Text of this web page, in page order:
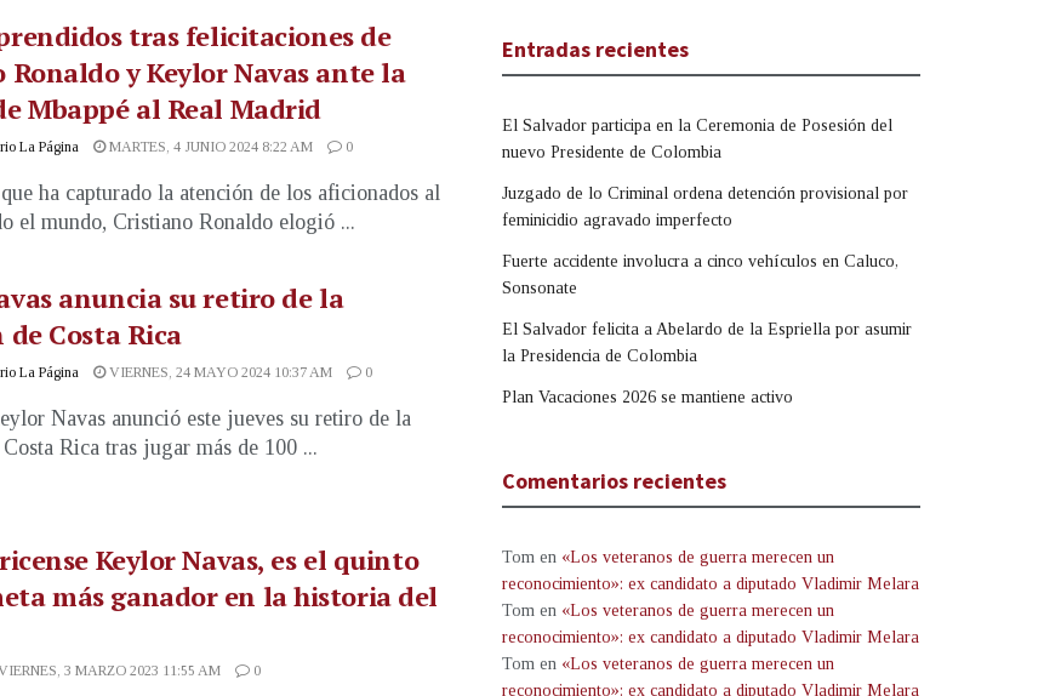
tras felicitaciones de
Ronaldo y Keylor Navas ante la
Mbappé al Real Madrid
La Página MARTES, 4 JUNIO 2024 8:22 AM 0
ha capturado la atención de los aficionados al
el mundo, Cristiano Ronaldo elogió ...
anuncia su retiro de la
de Costa Rica
La Página VIERNES, 24 MAYO 2024 10:37 AM 0
Navas anunció este jueves su retiro de la
Rica tras jugar más de 100 ...
Keylor Navas, es el quinto
más ganador en la historia del
3 MARZO 2023 11:55 AM 0
Entradas recientes
El Salvador participa en la Ceremonia de Posesión del
nuevo Presidente de Colombia
Juzgado de lo Criminal ordena detención provisional por
feminicidio agravado imperfecto
Fuerte accidente involucra a cinco vehículos en Caluco,
Sonsonate
El Salvador felicita a Abelardo de la Espriella por asumir
la Presidencia de Colombia
Plan Vacaciones 2026 se mantiene activo
Comentarios recientes
Tom en «Los veteranos de guerra merecen un
reconocimiento»: ex candidato a diputado Vladimir Melara
Tom en «Los veteranos de guerra merecen un
reconocimiento»: ex candidato a diputado Vladimir Melara
Tom en «Los veteranos de guerra merecen un
reconocimiento»: ex candidato a diputado Vladimir Melara